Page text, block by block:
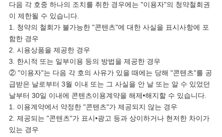
다음 각 호중 하나의 조치를 취한 경우에는 "이용자"의 청약철회권
이 제한될 수 있습니다.
1. 청약의 철회가 불가능한 "콘텐츠"에 대한 사실을 표시사항에 포
함한 경우
2. 시용상품을 제공한 경우
3. 한시적 또는 일부이용 등의 방법을 제공한 경우
② "이용자"는 다음 각 호의 사유가 있을 때에는 당해 "콘텐츠"를 공
급받은 날로부터 3월 이내 또는 그 사실을 안 날 또는 알 수 있었던
날부터 30일 이내에 콘텐츠이용계약을 해제•해지할 수 있습니다.
1. 이용계약에서 약정한 "콘텐츠"가 제공되지 않는 경우
2. 제공되는 "콘텐츠"가 표시•광고 등과 상이하거나 현저한 차이가
있는 경우